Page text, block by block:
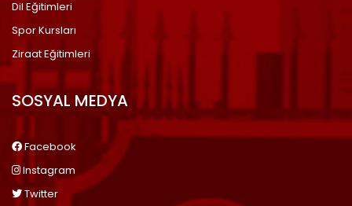
Dil Eğitimleri
Spor Kursları
Ziraat Eğitimleri
SOSYAL MEDYA
Facebook
Instagram
Twitter